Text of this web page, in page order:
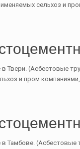
сельхоз и
Твери. (Асбестовые
и пром
Тамбове. (Асбестовые